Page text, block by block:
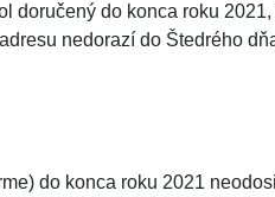
doručený do konca roku
nedorazí do Štedrého
do konca roku 2021